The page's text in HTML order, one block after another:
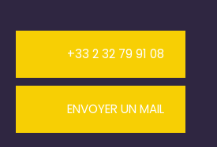
+33 2 32 79 91 08
ENVOYER UN MAIL